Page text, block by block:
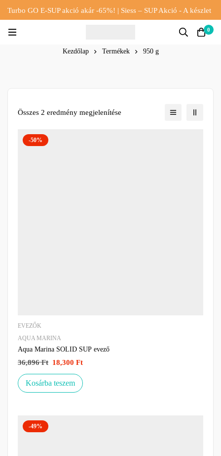
Turbo GO E-SUP akció akár -65%! | Siess – SUP Akció - A készlet
0
Kezdőlap Termékek 950 g
Összes 2 eredmény megjelenítése
-50%
EVEZŐK
AQUA MARINA
Aqua Marina SOLID SUP evező
36,896Ft 18,300 Ft
Kosárba teszem
-49%